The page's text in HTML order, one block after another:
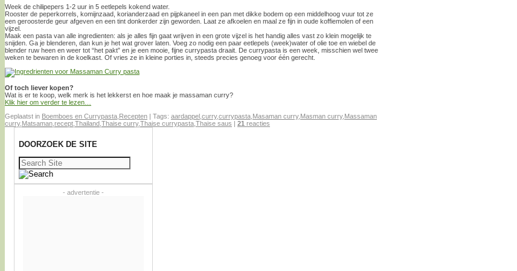
Week de chilipepers 1-2 uur in 5 eetlepels kokend water.
Rooster de peperkorrels, komijnzaad, korianderzaad en pijpkaneel in een pan met dikke bodem op een middelhoog vuur tot ze
een geroosterde geur afgeven en een tint donkerder zijn geworden. Laat ze afkoelen en maal ze fijn in oude koffiemolen of een
vijzel.
Maak een pasta van alle ingredienten: als je alles fijn gaat wrijven in een grote vijzel is het handig alles vast zo klein mogelijk te
snijden. Ga je blenderen, dan kun je het wat grover laten. Voeg zo nodig een paar eetlepels (week)water of olie toe en wiebel de
blender ruw heen en weer tot “het pakt” en je een mooie, fijne currypasta draait. De currypasta is een week, misschien wel twee
weken te bewaren in de koelkast. Of vries ze in kleine porties in, steeds precies genoeg voor één gerecht.
Of toch liever kopen?
Wat is er te koop, welk merk is het lekkerst en hoe maak je massaman curry?
Klik hier om verder te lezen…
Geplaatst in Boemboes en Currypasta Recepten | Tags: aardappel curry,currypasta Masaman curry, Masman curry, Massaman
curry, Matsaman recept Thailand Thaise curry,Thaise currypasta Thaise saus | 21 reacties
DOORZOEK DE SITE
Zoeken
naar:
- advertentie -